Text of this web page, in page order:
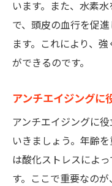
います。また、水素
で、頭皮の血行を促
ます。これにより、
ができるのです。
アンチエイジングに
アンチエイジングに
いきましょう。年齢
は酸化ストレスによ
す。ここで重要なの